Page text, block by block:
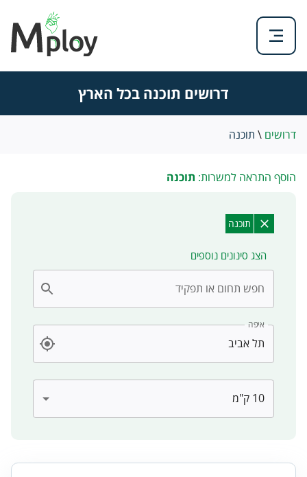
דרושים תוכנה בכל הארץ
דרושים \ תוכנה
הוסף התראה למשרות: תוכנה
תוכנה
הצג סינונים נוספים
חפש תחום או תפקיד
איפה